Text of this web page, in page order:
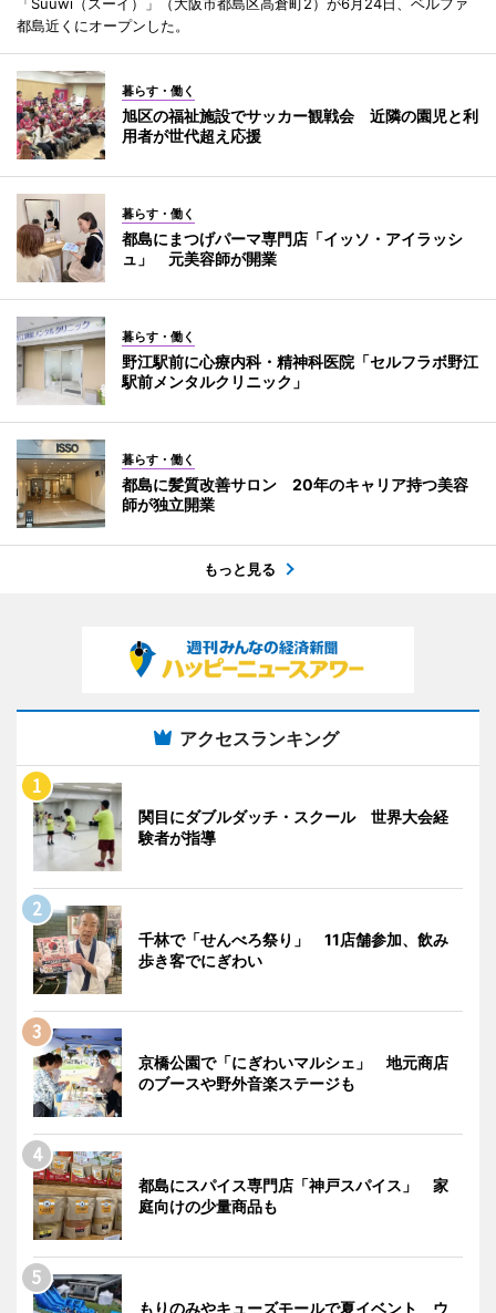
都島近くにオープンした。
暮らす・働く
旭区の福祉施設でサッカー観戦会 近隣の園児と利
用者が世代超え応援
暮らす・働く
都島にまつげパーマ専門店「イッソ・アイラッシ
ュ」 元美容師が開業
暮らす・働く
野江駅前に心療内科・精神科医院「セルフラボ野江
駅前メンタルクリニック」
暮らす・働く
都島に髪質改善サロン 20年のキャリア持つ美容
師が独立開業
もっと見る
アクセスランキング
関目にダブルダッチ・スクール 世界大会経
験者が指導
千林で「せんべろ祭り」 11店舗参加、飲み
歩き客でにぎわい
京橋公園で「にぎわいマルシェ」 地元商店
のブースや野外音楽ステージも
都島にスパイス専門店「神戸スパイス」 家
庭向けの少量商品も
もりのみやキューズモールで夏イベント ウ